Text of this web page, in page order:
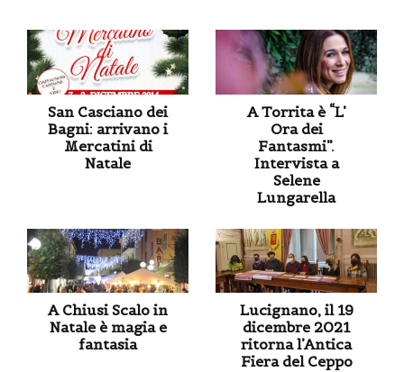
San Casciano dei
Bagni: arrivano i
Mercatini di
Natale
A Torrita è “L’
Ora dei
Fantasmi”.
Intervista a
Selene
Lungarella
A Chiusi Scalo in
Natale è magia e
fantasia
Lucignano, il 19
dicembre 2021
ritorna l’Antica
Fiera del Ceppo